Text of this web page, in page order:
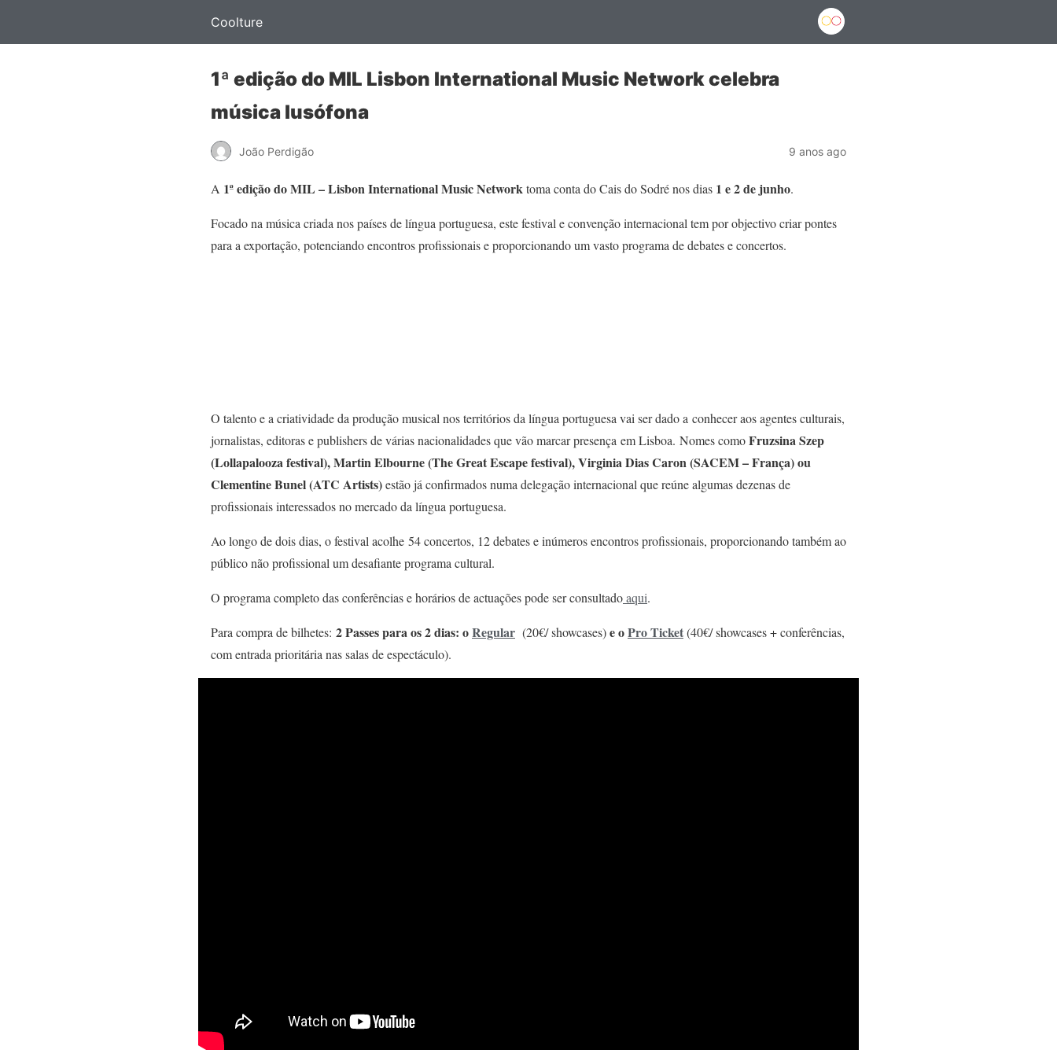
Coolture
1ª edição do MIL Lisbon International Music Network celebra
música lusófona
João Perdigão 9 anos ago
A 1ª edição do MIL – Lisbon International Music Networktoma conta do Cais do Sodré nos dias 1 e 2 de junho.
Focado na música criada nos países de língua portuguesa, este festival e convenção internacional tem por objectivo criar pontes
para a exportação, potenciando encontros profissionais e proporcionando um vasto programa de debates e concertos.
O talento e a criatividade da produção musical nos territórios da língua portuguesa vai ser dado a conhecer aos agentes culturais,
jornalistas, editoras e publishers de várias nacionalidades que vão marcar presença em Lisboa. Nomes comoFruzsina Szep
(Lollapalooza festival), Martin Elbourne (The Great Escape festival), Virginia Dias Caron (SACEM – França) ou
Clementine Bunel (ATC Artists)estão já confirmados numa delegação internacional que reúne algumas dezenas de
profissionais interessados no mercado da língua portuguesa.
Ao longo de dois dias, o festival acolhe 54 concertos, 12 debates e inúmeros encontros profissionais, proporcionando também ao
público não profissional um desafiante programa cultural.
O programa completo das conferências e horários de actuações pode ser consultadoaqui.
Para compra de bilhetes: 2 Passes para os 2 dias: oRegular (20€/ showcases)e oPro Ticket(40€/ showcases + conferências,
com entrada prioritária nas salas de espectáculo).